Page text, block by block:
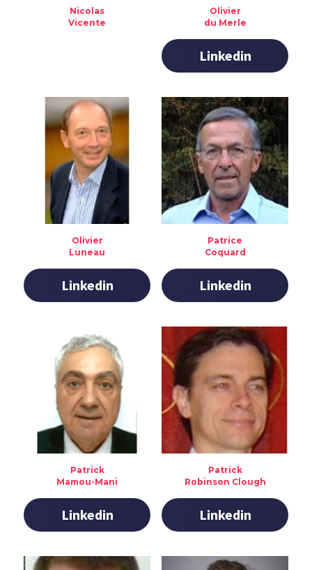
Nicolas
Vicente
Olivier
du Merle
Linkedin
Olivier
Luneau
Linkedin
Patrice
Coquard
Linkedin
Patrick
Mamou-Mani
Linkedin
Patrick
Robinson Clough
Linkedin